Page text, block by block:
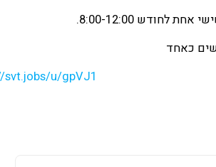
svt.jobs/u/gpVJ1